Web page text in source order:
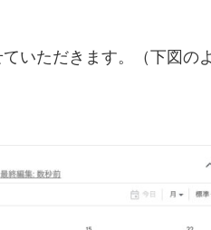
いただきます。（下図の